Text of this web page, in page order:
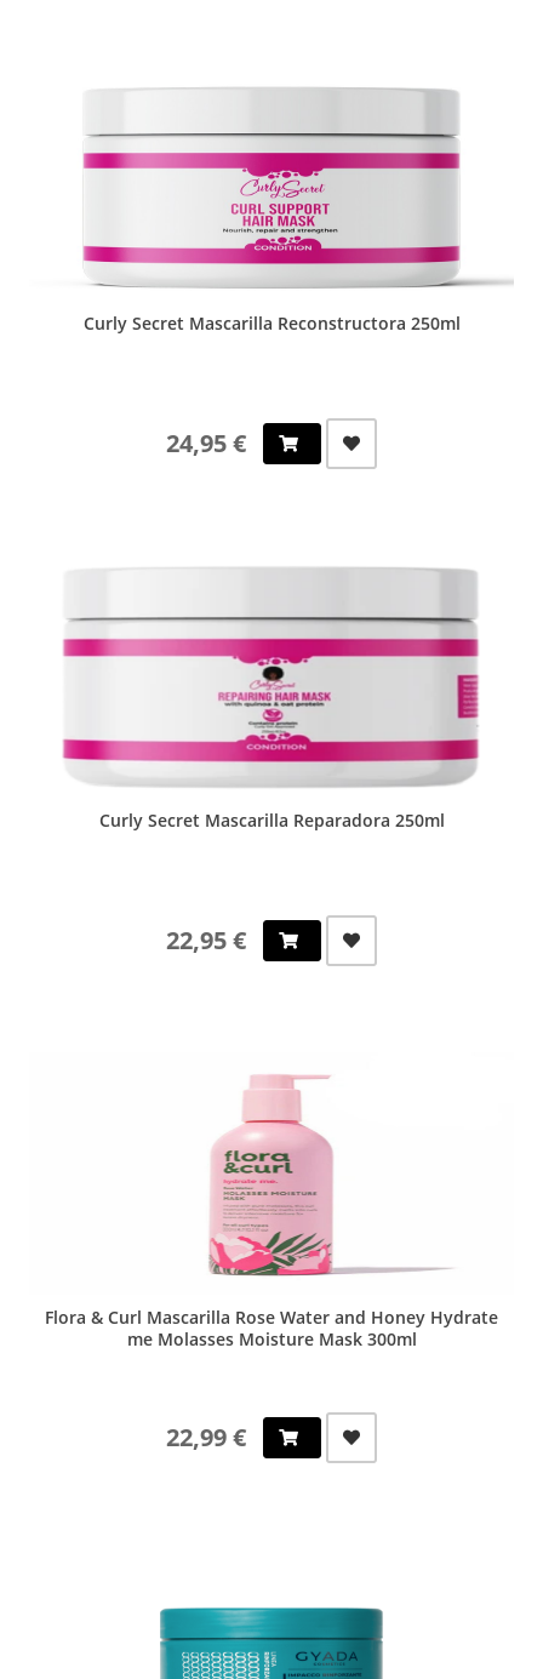
Curly Secret Mascarilla Reconstructora 250ml
24,95 €
Curly Secret Mascarilla Reparadora 250ml
22,95 €
Flora & Curl Mascarilla Rose Water and Honey Hydrate
me Molasses Moisture Mask 300ml
22,99 €